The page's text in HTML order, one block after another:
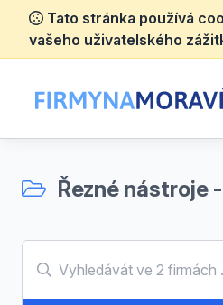
Tato stránka používá
vašeho uživatelského
Řezné nástroje